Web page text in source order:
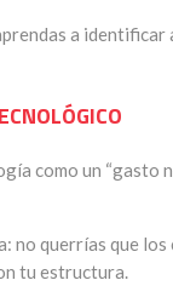
a
como un “gasto
no querrías que
tu estructura.